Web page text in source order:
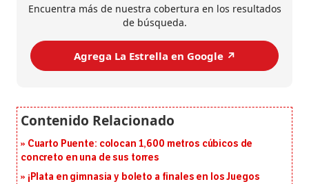
Encuentra más de nuestra cobertura en los resultados
de búsqueda.
Agrega La Estrella en Google ↗️
Cuarto Puente: colocan 1,600 metros cúbicos de
concreto en una de sus torres
¡Plata en gimnasia y boleto a finales en los Juegos